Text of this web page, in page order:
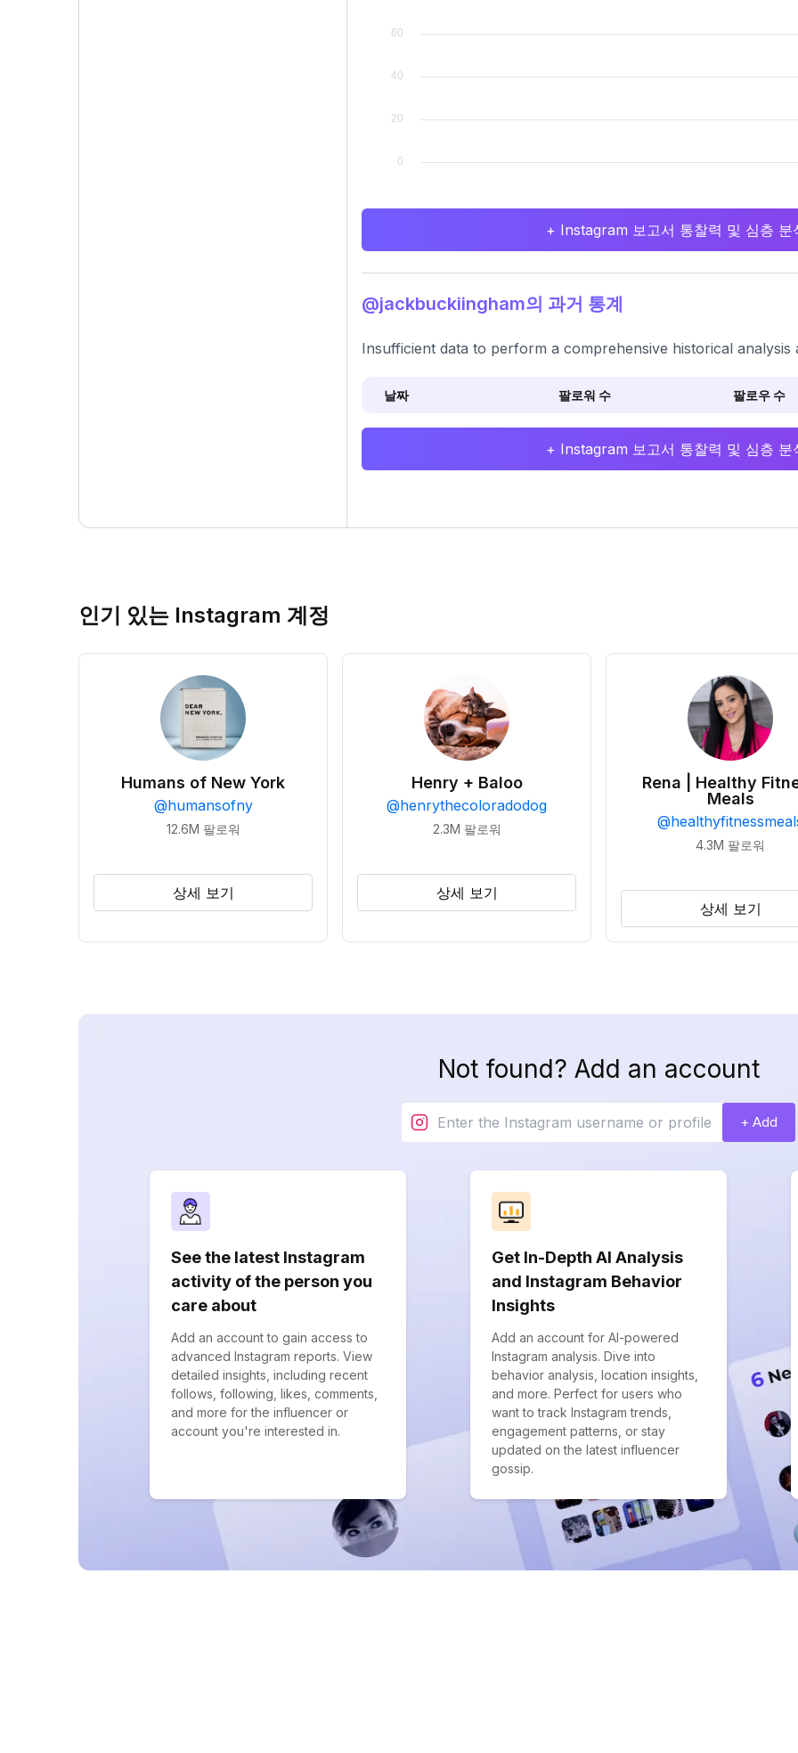
+ Instagram 보고서 통찰력 및 심층 분
@jackbuckiingham의 과거 통계
Insufficient data to perform a comprehensive historical analysis
날짜 팔로워 수 팔로우 수
+ Instagram 보고서 통찰력 및 심층 분
인기 있는 Instagram 계정
Humans of New York
@humansofny
12.6M 팔로워
상세 보기
Henry + Baloo
@henrythecoloradodog
2.3M 팔로워
상세 보기
Rena | Healthy
Meals
@
4.3M 팔로워
상세 보기
Not found? Add an account
+ Add
See the latest Instagram
activity of the person you
care about
Add an account to gain access to
advanced Instagram reports. View
detailed insights, including recent
follows, following, likes, comments,
and more for the influencer or
account you're interested in.
Get In-Depth AI Analysis
and Instagram Behavior
Insights
Add an account for AI-powered
Instagram analysis. Dive into
behavior analysis, location insights,
and more. Perfect for users who
want to track Instagram trends,
engagement patterns, or stay
updated on the latest influencer
gossip.